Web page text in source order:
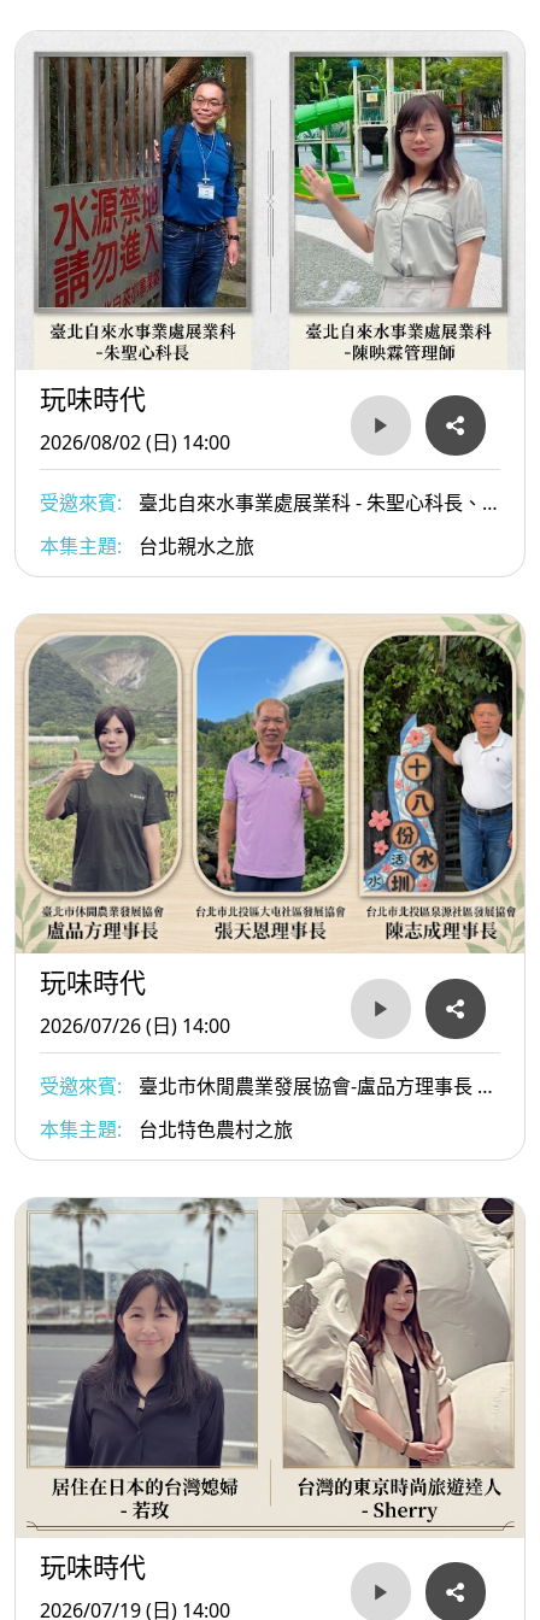
請線上的時代玩家們先動動腦，等今天節目的最後我們再來
揭曉正確答案喔！
⭐️<< 第二單元-樂饗行旅故事館>>
👉訪談來賓 :『民俗達人 – 廖琇儀老師』、『萬華文史工作
者 – 江仁才老師』
1、達人破解元宵四大熱搜：
網路討論度爆表的元宵節其實藏著許多開運秘訣！琇儀老師
將為大家破解四大熱搜：想「補財庫」務必在這天向天官大
帝祝壽；想「求桃花」可以出門賞燈沾沾人氣；想「求子」
的夫妻記得在這天晚上出門「曬月亮」；另外還有趣味的
「北滾元宵、南包湯圓」南北湯圓大戰解密。
2、艋舺元宵的盛世記憶：
在萬華居住40多年的江仁才老師分享，民國40年代到50年
代，龍山寺可以說是全臺灣元宵節的中心。當時不僅掛滿萬
盞華燈，最令人驚嘆的是高達數層樓的「電動花燈」，會根
據神話故事設計動態效果，盛況空前，甚至連各國使節都會
親臨參觀。
3、燈火背後的常民信仰與推薦路線：
早年的元宵是全民參與的盛事，龍山寺迴廊貼滿燈謎，孩子
們會提著紙燈籠穿梭在貴陽街、廣州街等老街巷弄。江老師
推薦玩家們可以從以前是農村的南萬華（加蚋仔）出發，了
解青山王暗訪的歷史；接著走到「蕃薯市」發源地貴陽街，
最後抵達龍山寺觀燈，這條路線能完整看見萬華從農村到繁
華市街的發展脈絡。
👉訪談來賓 :『艋舺歷史家 - 施景耀Kevin老師 』
1、市場囝仔的元宵記憶：
從小在萬華市場長大的Kevin老師認為，萬華的元宵節是真
正充滿「生活感」的，早期的艋舺在元宵時是真正的「不夜
城」。對在地人來說，元宵節的意義除了看燈祈福，更重要
的是在那種燈火輝煌的氛圍中，走進廟口巷弄尋找傳承數代
的老味道，感受「新舊與共」的情感連結。
2、龍山寺周邊「萬華100碗」必吃名單：
看完花燈，絕對不能錯過周邊老字號美食！Kevin老師推薦
玩味時代
2026/08/02 (日) 14:00
受邀來賓:
臺北自來水事業處展業科 - 朱聖心科長、
臺北自來水事業處展業科 - 陳映霖管理師
本集主題: 台北親水之旅
玩味時代
2026/07/26 (日) 14:00
受邀來賓:
臺北市休閒農業發展協會-盧品方理事長 、
台北市北投區大屯社區發展協會 – 張天恩理事長、台
北市北投區泉源社區發展協會 – 陳志成理事長
本集主題: 台北特色農村之旅
玩味時代
2026/07/19 (日) 14:00